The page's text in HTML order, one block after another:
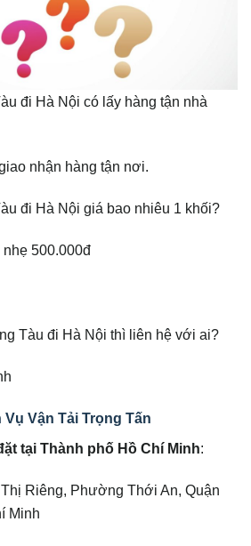
đi Hà Nội có lấy hàng tận nhà
nhận hàng tận nơi.
đi Hà Nội giá bao nhiêu 1 khối?
500.000đ
Tàu đi Hà Nội thì liên hệ với ai?
Vận Tải Trọng Tấn
tại Thành phố Hồ Chí Minh:
Riêng, Phường Thới An, Quận
Minh